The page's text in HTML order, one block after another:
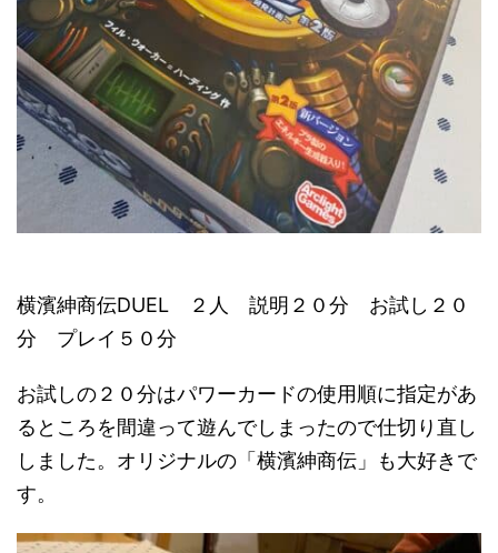
横濱紳商伝DUEL ２人 説明２０分 お試し２０
分 プレイ５０分
お試しの２０分はパワーカードの使用順に指定があ
るところを間違って遊んでしまったので仕切り直し
しました。オリジナルの「横濱紳商伝」も大好きで
す。